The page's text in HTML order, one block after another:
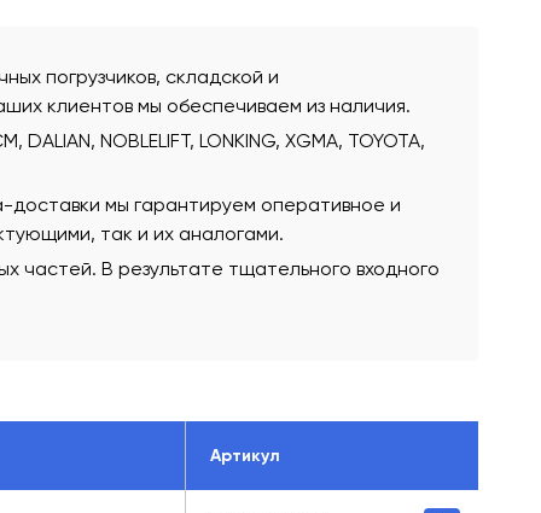
погрузчиков, складской и
клиентов мы обеспечиваем из наличия.
NOBLELIFT, LONKING, XGMA, TOYOTA,
доставки мы гарантируем оперативное и
так и их аналогами.
частей. В результате тщательного входного
Артикул